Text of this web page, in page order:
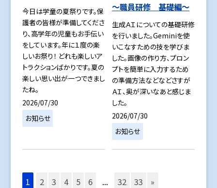
今日は学童の夏祭りです。保
護者の皆様が準備してくださ
り、高学年の児童もお手伝い
をしています。年に１度の楽
しいお祭り！ どれも楽しいア
トラクションばかりです。夏の
楽しい思い出が一つできまし
たね。
2026/07/30
お知らせ
～職員研修 基礎編～
生成ＡＩについての基礎研修
を行いました。Geminiを使
いこなすための技を学びま
した。画像の作り方、プロン
プトを簡単に入力するため
の準備方法などなどさすが
ＡＩ、奥が深いなあと感じま
した。
2026/07/30
お知らせ
1 2 3 4 5 6 ... 32 33 »